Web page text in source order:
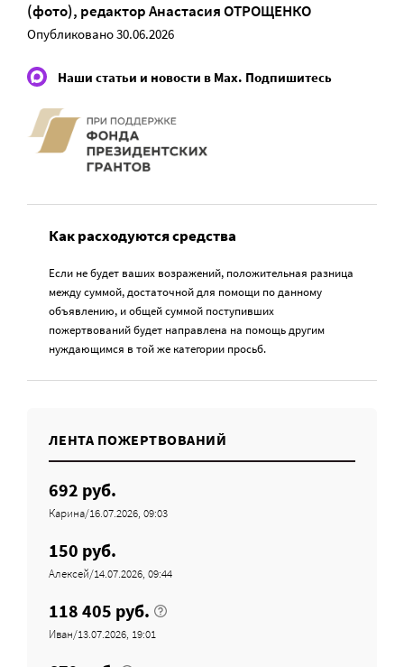
(фото), редакторАнастасия ОТРОЩЕНКО
Опубликовано 30.06.2026
Наши статьи и новости в Max. Подпишитесь
Как расходуются средства
Если не будет ваших возражений, положительная разница
между суммой, достаточной для помощи по данному
объявлению, и общей суммой поступивших
пожертвований будет направлена на помощь другим
нуждающимся в той же категории просьб.
ЛЕНТА ПОЖЕРТВОВАНИЙ
692 руб.
Карина/16.07.2026, 09:03
150 руб.
Алексей/14.07.2026, 09:44
118 405 руб.
Иван/13.07.2026, 19:01